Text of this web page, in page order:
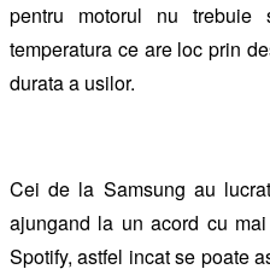
pentru motorul nu trebuie
temperatura ce are loc prin
durata a usilor.
Cei de la Samsung au
ajungand la un acord cu
Spotify, astfel incat se poate